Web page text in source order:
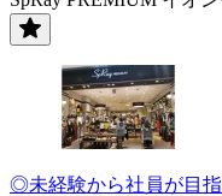
◎未経験から社員が目